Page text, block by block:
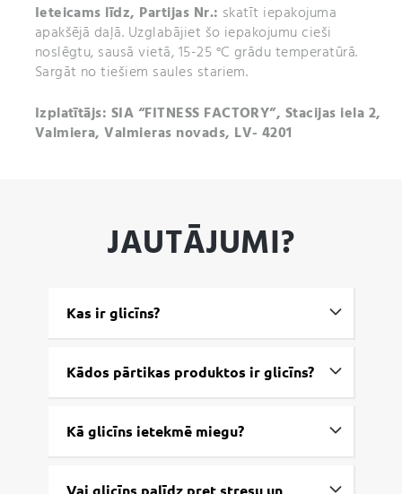
Ieteicams līdz, Partijas Nr.: skatīt iepakojuma
apakšējā daļā. Uzglabājiet šo iepakojumu cieši
noslēgtu, sausā vietā, 15-25 °C grādu temperatūrā.
Sargāt no tiešiem saules stariem.
Izplatītājs: SIA “FITNESS FACTORY”, Stacijas iela 2,
Valmiera, Valmieras novads, LV- 4201
JAUTĀJUMI?
Kas ir glicīns?
Kādos pārtikas produktos ir glicīns?
Kā glicīns ietekmē miegu?
Vai glicīns palīdz pret stresu un